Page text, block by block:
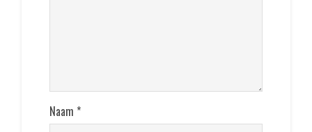
Naam *